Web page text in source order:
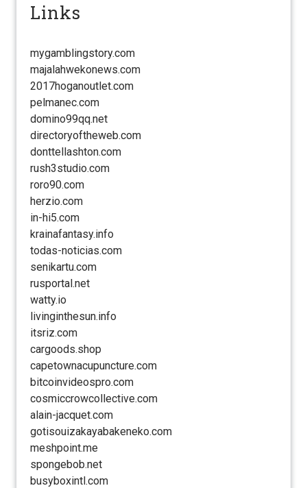
Links
mygamblingstory.com
majalahwekonews.com
2017hoganoutlet.com
pelmanec.com
domino99qq.net
directoryoftheweb.com
donttellashton.com
rush3studio.com
roro90.com
herzio.com
in-hi5.com
krainafantasy.info
todas-noticias.com
senikartu.com
rusportal.net
watty.io
livinginthesun.info
itsriz.com
cargoods.shop
capetownacupuncture.com
bitcoinvideospro.com
cosmiccrowcollective.com
alain-jacquet.com
gotisouizakayabakeneko.com
meshpoint.me
spongebob.net
busyboxintl.com